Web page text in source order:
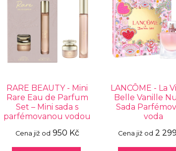
RARE BEAUTY - Mini
Rare Eau de Parfum
Set – Mini sada s
parfémovanou vodou
Cena již od 950 Kč
LANCÔME - La
Belle Vanille
Sada
voda
Cena již od 2